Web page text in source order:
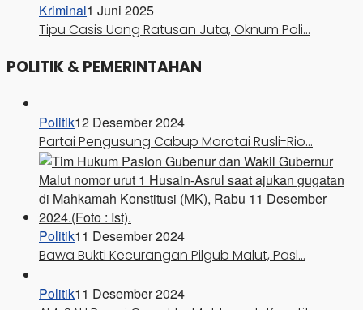
Kriminal1 Juni 2025
Tipu Casis Uang Ratusan Juta, Oknum Poli…
POLITIK & PEMERINTAHAN
Politik12 Desember 2024
Partai Pengusung Cabup Morotai Rusli-Rio…
Politik11 Desember 2024
Bawa Bukti Kecurangan Pilgub Malut, Pasl…
Politik11 Desember 2024